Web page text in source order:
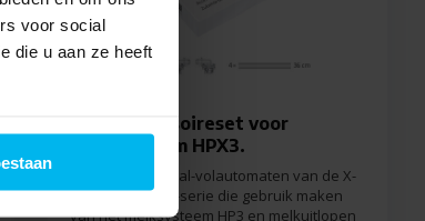
voor social
die u aan ze heeft
JURA Accessoireset voor
melksysteem HPX3.
JURA Professional-volautomaten van de X-
serie en GIGA X-serie die gebruik maken
van het melksysteem HP3 en melkuitlopen